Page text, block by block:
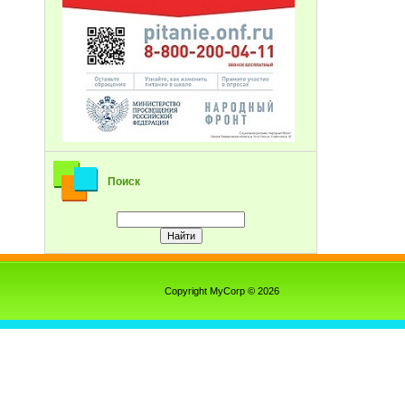
Поиск
Copyright MyCorp © 2026